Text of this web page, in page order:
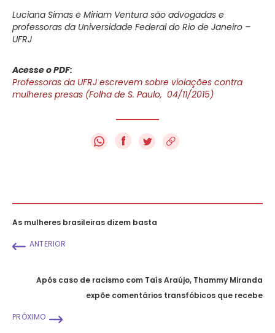
Luciana Simas e Miriam Ventura são advogadas e
professoras da Universidade Federal do Rio de Janeiro –
UFRJ
Acesse o PDF:
Professoras da UFRJ escrevem sobre violações contra
mulheres presas (Folha de S. Paulo, 04/11/2015)
f
As mulheres brasileiras dizem basta
ANTERIOR
Após caso de racismo com Taís Araújo, Thammy Miranda
expõe comentários transfóbicos que recebe
PRÓXIMO